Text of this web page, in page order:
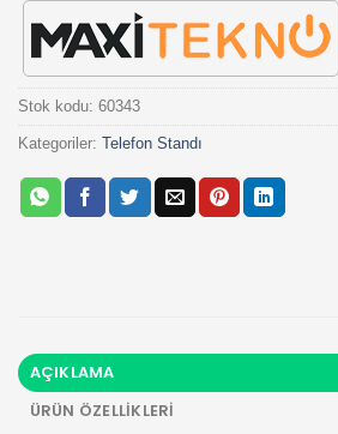
Stok kodu: 60343
Kategoriler: Telefon Standı
AÇIKLAMA
ÜRÜN ÖZELLIKLERI